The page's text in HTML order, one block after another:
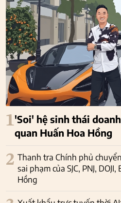
1'Soi' hệ sinh thái
quan Huấn Hoa Hồng
2 Thanh tra Chính phủ
sai phạm của SJC, PNJ,
Hồng